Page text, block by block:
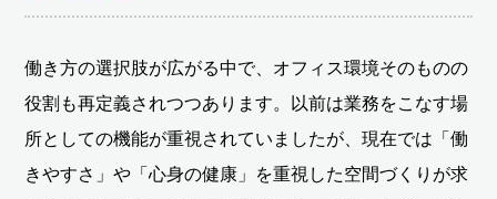
働き方の選択肢が広がる中で、オフィス環境そのものの
役割も再定義されつつあります。以前は業務をこなす場
所としての機能が重視されていましたが、現在では「働
きやすさ」や「心身の健康」を重視した空間づくりが求